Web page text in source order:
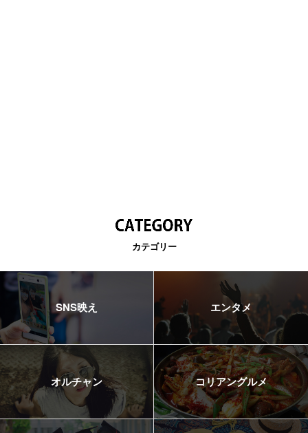
カテゴリー
SNS映え エンタメ
オルチャン コリアングルメ